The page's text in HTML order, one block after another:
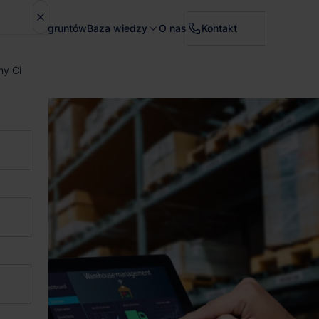
Sprzedaż gruntówBaza wiedzy O nas Kontakt
Ci